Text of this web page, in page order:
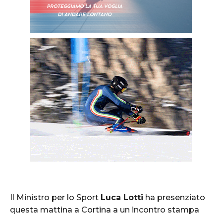
Il Ministro per lo Sport Luca Lotti ha presenziato
questa mattina a Cortina a un incontro stampa